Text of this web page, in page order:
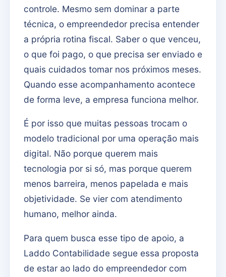
controle. Mesmo sem dominar a parte
técnica, o empreendedor precisa entender
a própria rotina fiscal. Saber o que venceu,
o que foi pago, o que precisa ser enviado e
quais cuidados tomar nos próximos meses.
Quando esse acompanhamento acontece
de forma leve, a empresa funciona melhor.
É por isso que muitas pessoas trocam o
modelo tradicional por uma operação mais
digital. Não porque querem mais
tecnologia por si só, mas porque querem
menos barreira, menos papelada e mais
objetividade. Se vier com atendimento
humano, melhor ainda.
Para quem busca esse tipo de apoio, a
Laddo Contabilidade segue essa proposta
de estar ao lado do empreendedor com